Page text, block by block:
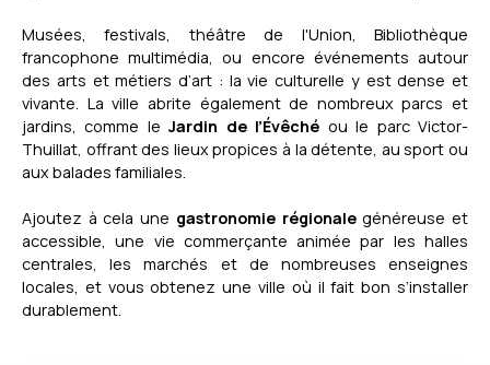
Musées, festivals, théâtre de l'Union, Bibliothèque
francophone multimédia, ou encore événements autour
des arts et métiers d’art : la vie culturelle y est dense et
vivante. La ville abrite également de nombreux parcs et
jardins, comme leJardin de l’Évêché ou le parc Victor-
Thuillat, offrant des lieux propices à la détente, au sport ou
aux balades familiales.
Ajoutez à cela une gastronomie régionalegénéreuse et
accessible, une vie commerçante animée par les halles
centrales, les marchés et de nombreuses enseignes
locales, et vous obtenez une ville où il fait bon s’installer
durablement.